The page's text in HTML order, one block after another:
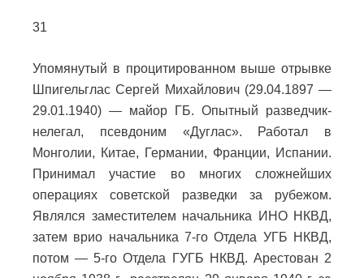
31
Упомянутый в процитированном выше отрывке
Шпигельглас Сергей Михайлович (29.04.1897 —
29.01.1940) — майор ГБ. Опытный разведчик-
нелегал, псевдоним «Дуглас». Работал в
Монголии, Китае, Германии, Франции, Испании.
Принимал участие во многих сложнейших
операциях советской разведки за рубежом.
Являлся заместителем начальника ИНО НКВД,
затем врио начальника 7-го Отдела УГБ НКВД,
потом — 5-го Отдела ГУГБ НКВД. Арестован 2